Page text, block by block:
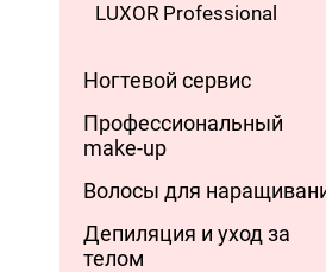
LUXOR Professional
Ногтевой сервис
Профессиональный
make-up
Волосы для
Депиляция и уход за
телом